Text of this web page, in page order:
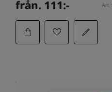
från. 111:- Art.